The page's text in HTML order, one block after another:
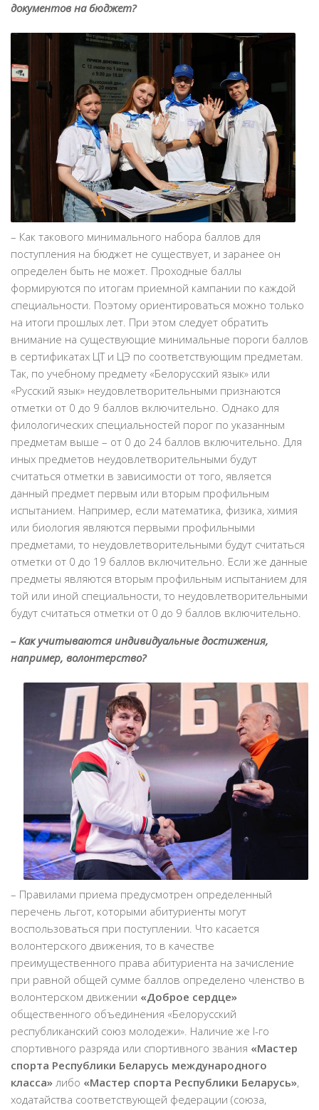
документов на бюджет?
– Как такового минимального набора баллов для
поступления на бюджет не существует, и заранее он
определен быть не может. Проходные баллы
формируются по итогам приемной кампании по каждой
специальности. Поэтому ориентироваться можно только
на итоги прошлых лет. При этом следует обратить
внимание на существующие минимальные пороги баллов
в сертификатах ЦТ и ЦЭ по соответствующим предметам.
Так, по учебному предмету «Белорусский язык» или
«Русский язык» неудовлетворительными признаются
отметки от 0 до 9 баллов включительно. Однако для
филологических специальностей порог по указанным
предметам выше – от 0 до 24 баллов включительно. Для
иных предметов неудовлетворительными будут
считаться отметки в зависимости от того, является
данный предмет первым или вторым профильным
испытанием. Например, если математика, физика, химия
или биология являются первыми профильными
предметами, то неудовлетворительными будут считаться
отметки от 0 до 19 баллов включительно. Если же данные
предметы являются вторым профильным испытанием для
той или иной специальности, то неудовлетворительными
будут считаться отметки от 0 до 9 баллов включительно.
– Как учитываются индивидуальные достижения,
например, волонтерство?
– Правилами приема предусмотрен определенный
перечень льгот, которыми абитуриенты могут
воспользоваться при поступлении. Что касается
волонтерского движения, то в качестве
преимущественного права абитуриента на зачисление
при равной общей сумме баллов определено членство в
волонтерском движении «Доброе сердце»
общественного объединения «Белорусский
республиканский союз молодежи». Наличие же I-го
спортивного разряда или спортивного звания «Мастер
спорта Республики Беларусь международного
класса» либо «Мастер спорта Республики Беларусь»,
ходатайства соответствующей федерации (союза,